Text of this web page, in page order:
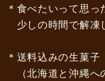
＊食べたいって思
少しの時間で解凍
＊送料込みの生菓
（北海道と沖縄へ